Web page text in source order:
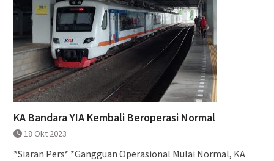
KA Bandara YIA Kembali Beroperasi Normal
18 Okt 2023
*Siaran Pers* *Gangguan Operasional Mulai Normal, KA